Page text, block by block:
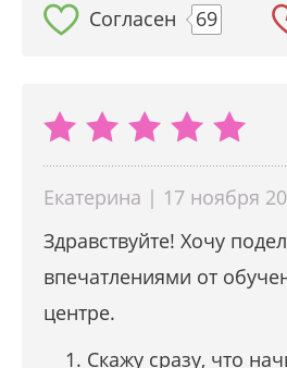
Согласен 69
Екатерина | 17 ноября
Здравствуйте! Хочу
впечатлениями от
центре.
Скажу сразу, что